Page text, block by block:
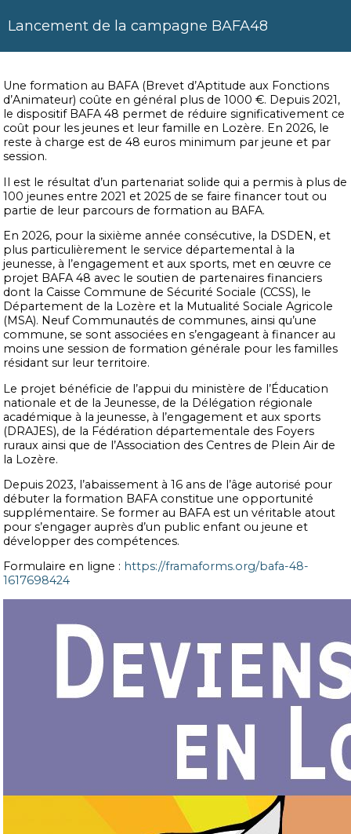
Lancement de la campagne BAFA48
Une formation au BAFA (Brevet d’Aptitude aux Fonctions
d’Animateur) coûte en général plus de 1000 €. Depuis 2021,
le dispositif BAFA 48 permet de réduire significativement ce
coût pour les jeunes et leur famille en Lozère. En 2026, le
reste à charge est de 48 euros minimum par jeune et par
session.
Il est le résultat d’un partenariat solide qui a permis à plus de
100 jeunes entre 2021 et 2025 de se faire financer tout ou
partie de leur parcours de formation au BAFA.
En 2026, pour la sixième année consécutive, la DSDEN, et
plus particulièrement le service départemental à la
jeunesse, à l’engagement et aux sports, met en œuvre ce
projet BAFA 48 avec le soutien de partenaires financiers
dont la Caisse Commune de Sécurité Sociale (CCSS), le
Département de la Lozère et la Mutualité Sociale Agricole
(MSA). Neuf Communautés de communes, ainsi qu’une
commune, se sont associées en s’engageant à financer au
moins une session de formation générale pour les familles
résidant sur leur territoire.
Le projet bénéficie de l’appui du ministère de l’Éducation
nationale et de la Jeunesse, de la Délégation régionale
académique à la jeunesse, à l’engagement et aux sports
(DRAJES), de la Fédération départementale des Foyers
ruraux ainsi que de l’Association des Centres de Plein Air de
la Lozère.
Depuis 2023, l’abaissement à 16 ans de l’âge autorisé pour
débuter la formation BAFA constitue une opportunité
supplémentaire. Se former au BAFA est un véritable atout
pour s’engager auprès d’un public enfant ou jeune et
développer des compétences.
Formulaire en ligne : https://framaforms.org/bafa-48-
1617698424